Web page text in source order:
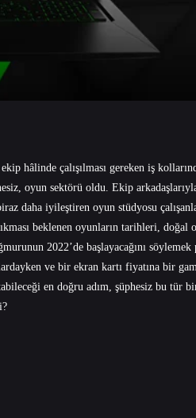
hâlinde çalışılması gereken iş
oyun sektörü oldu. Ekip
daha iyileştiren oyun stüdyosu
beklenen oyunların tarihleri, doğal
2022’de başlayacağını söylemek
ve bir ekran kartı fiyatına bir
en doğru adım, şüphesiz bu tür